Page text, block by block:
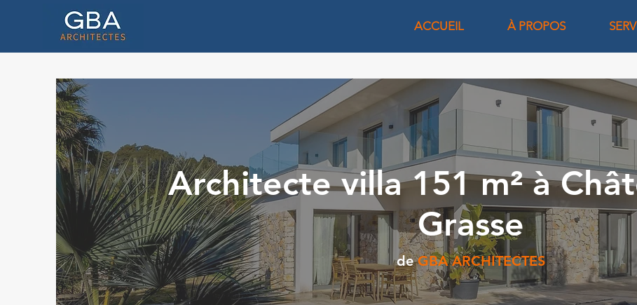
ACCUEIL À PROPOS
Architecte villa 151 m² à
Grasse
de GBA ARCHITECTES